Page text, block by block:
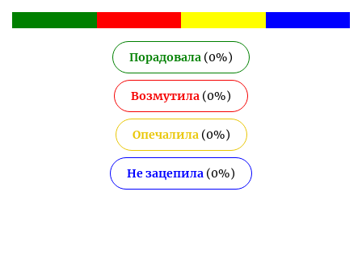
Порадовала (0%)
Возмутила (0%)
Опечалила(0%)
Не зацепила (0%)